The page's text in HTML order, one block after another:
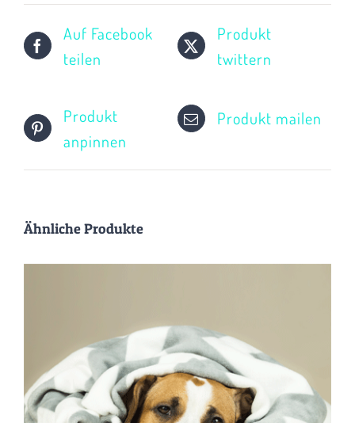
Auf Facebook
teilen
Produkt
twittern
Produkt
anpinnen
Produkt mailen
Ähnliche Produkte